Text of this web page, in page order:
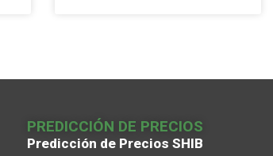
PREDICCIÓN DE PRECIOS
Predicción de Precios SHIB